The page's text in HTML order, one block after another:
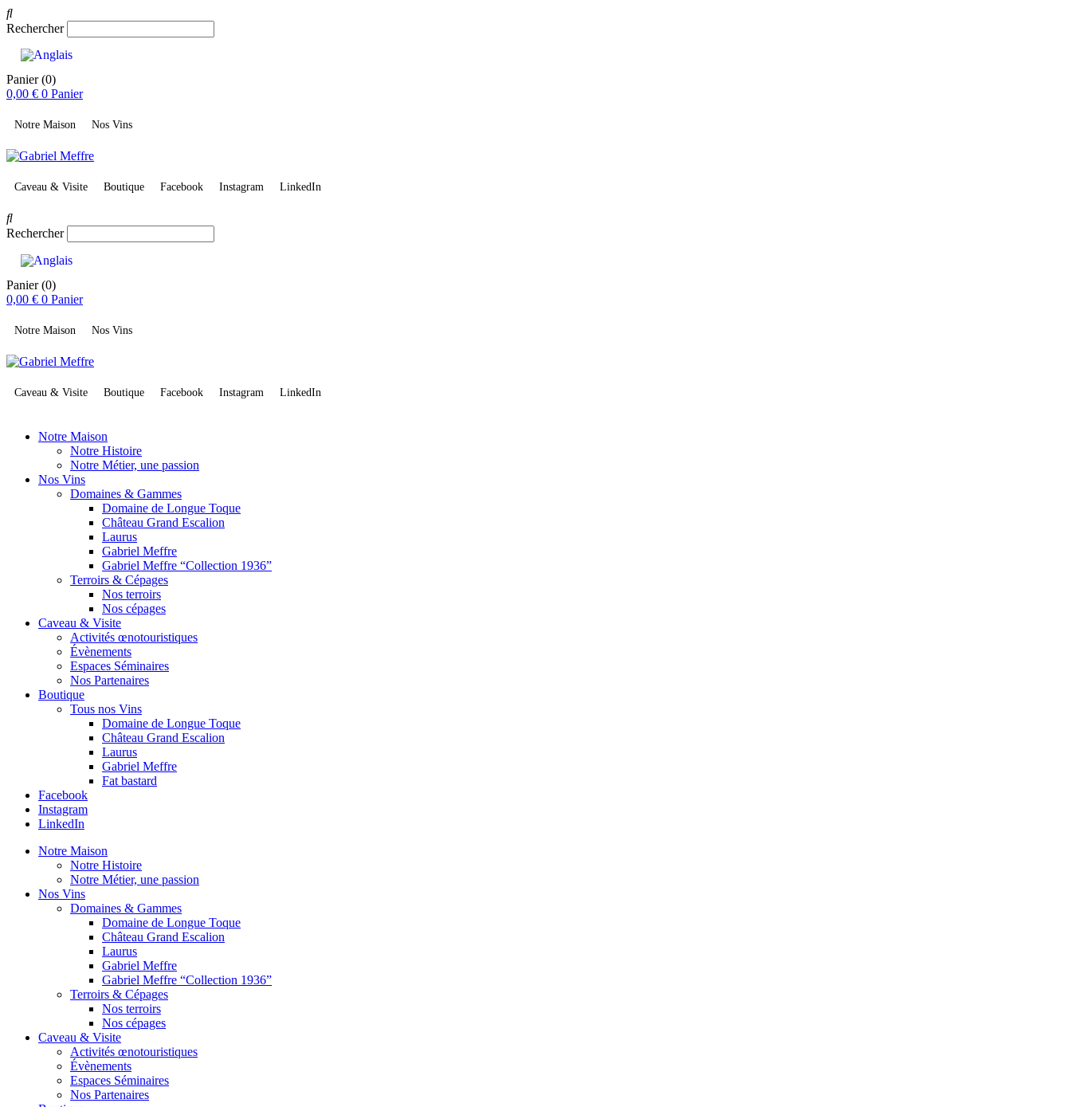
Rechercher
Panier (0)
0,00 € 0 Panier
Notre Maison Nos Vins
Caveau & Visite Boutique Facebook Instagram LinkedIn
Rechercher
Panier (0)
0,00 € 0 Panier
Notre Maison Nos Vins
Caveau & Visite Boutique Facebook Instagram LinkedIn
Notre Maison
Notre Histoire
Notre Métier, une passion
Nos Vins
Domaines & Gammes
Domaine de Longue Toque
Château Grand Escalion
Laurus
Gabriel Meffre
Gabriel Meffre “Collection 1936”
Terroirs & Cépages
Nos terroirs
Nos cépages
Caveau & Visite
Activités œnotouristiques
Évènements
Espaces Séminaires
Nos Partenaires
Boutique
Tous nos Vins
Domaine de Longue Toque
Château Grand Escalion
Laurus
Gabriel Meffre
Fat bastard
Facebook
Instagram
LinkedIn
Notre Maison
Notre Histoire
Notre Métier, une passion
Nos Vins
Domaines & Gammes
Domaine de Longue Toque
Château Grand Escalion
Laurus
Gabriel Meffre
Gabriel Meffre “Collection 1936”
Terroirs & Cépages
Nos terroirs
Nos cépages
Caveau & Visite
Activités œnotouristiques
Évènements
Espaces Séminaires
Nos Partenaires